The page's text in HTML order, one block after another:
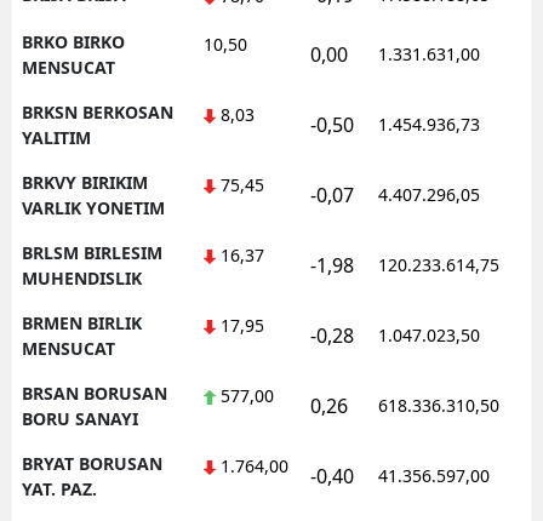
BRKO BIRKO
MENSUCAT
10,50 0,00 1.331.631,00
BRKSN BERKOSAN
YALITIM
8,03 -0,50 1.454.936,73
BRKVY BIRIKIM
VARLIK YONETIM
75,45 -0,07 4.407.296,05
BRLSM BIRLESIM
MUHENDISLIK
16,37 -1,98 120.233.614,75
BRMEN BIRLIK
MENSUCAT
17,95 -0,28 1.047.023,50
BRSAN BORUSAN
BORU SANAYI
577,00 0,26 618.336.310,50
BRYAT BORUSAN
YAT. PAZ.
1.764,00 -0,40 41.356.597,00